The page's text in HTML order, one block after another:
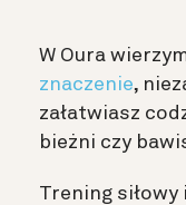
W Oura
znaczenie,
załatwiasz
bieżni czy
Trening